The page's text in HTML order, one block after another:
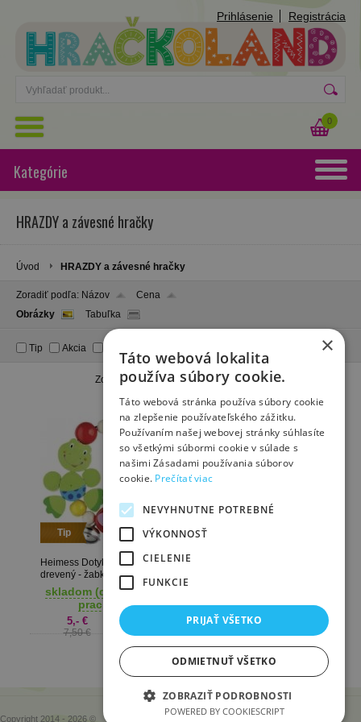
Prihlásenie Registrácia
0
Kategórie
HRAZDY a závesné hračky
Úvod HRAZDY a závesné hračky
Zoradiť podľa: Názov
Cena
Obrázky
Tabuľka
Tip Akcia
Zobrazené produkty1 - 2z celkových 2
Tip
Heimess Dotykový krúžok
drevený - žabka
skladom (dodanie 1-3
prac. dni)
5,- €
7,50 €
vypredané
6,90 €
Copyright 2014 - 2026 ©
×
Táto webová lokalita
používa súbory cookie.
Táto webová stránka používa súbory cookie
na zlepšenie používateľského zážitku.
Používaním našej webovej stránky súhlasíte
so všetkými súbormi cookie v súlade s
našimi Zásadami používania súborov
cookie. Prečítať viac
NEVYHNUTNE POTREBNÉ
VÝKONNOSŤ
CIELENIE
FUNKCIE
PRIJAŤ VŠETKO
ODMIETNUŤ VŠETKO
ZOBRAZIŤ PODROBNOSTI
POWERED BY COOKIESCRIPT